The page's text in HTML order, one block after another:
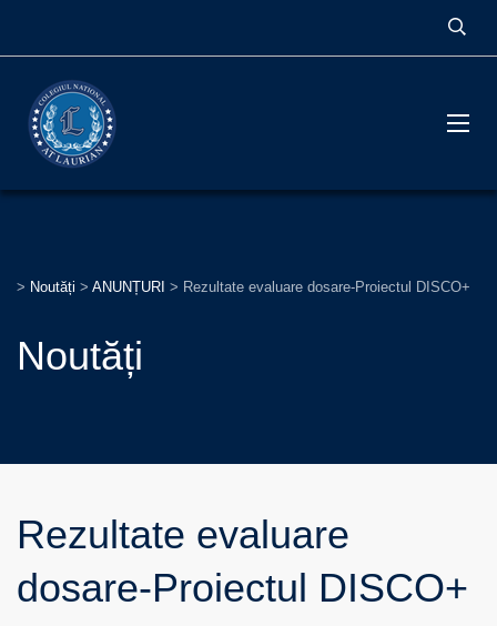
> Noutăți > ANUNȚURI > Rezultate evaluare dosare-Proiectul DISCO+
Noutăți
Rezultate evaluare
dosare-Proiectul DISCO+